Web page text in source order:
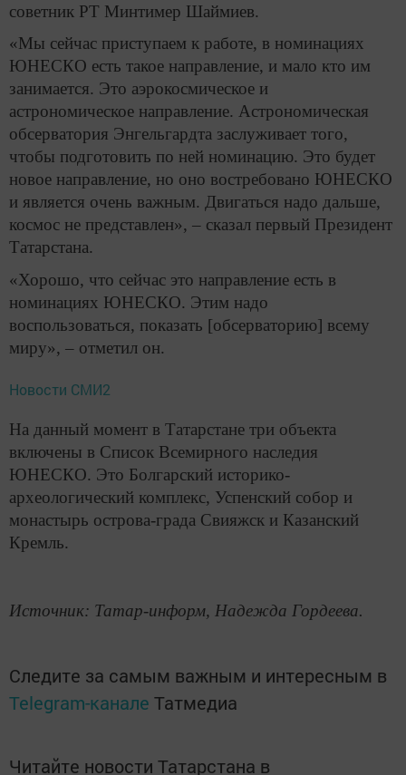
советник РТ Минтимер Шаймиев.
«Мы сейчас приступаем к работе, в номинациях
ЮНЕСКО есть такое направление, и мало кто им
занимается. Это аэрокосмическое и
астрономическое направление. Астрономическая
обсерватория Энгельгардта заслуживает того,
чтобы подготовить по ней номинацию. Это будет
новое направление, но оно востребовано ЮНЕСКО
и является очень важным. Двигаться надо дальше,
космос не представлен», – сказал первый Президент
Татарстана.
«Хорошо, что сейчас это направление есть в
номинациях ЮНЕСКО. Этим надо
воспользоваться, показать [обсерваторию] всему
миру», – отметил он.
Новости СМИ2
На данный момент в Татарстане три объекта
включены в Список Всемирного наследия
ЮНЕСКО. Это Болгарский историко-
археологический комплекс, Успенский собор и
монастырь острова-града Свияжск и Казанский
Кремль.
Источник: Татар-информ, Надежда Гордеева.
Следите за самым важным и интересным в
Telegram-канале Татмедиа
Читайте новости Татарстана в